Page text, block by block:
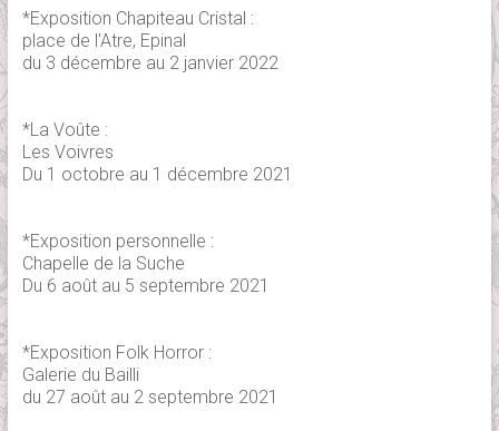
*Exposition Chapiteau Cristal :
place de l'Atre, Epinal
du 3 décembre au 2 janvier 2022
*La Voûte :
Les Voivres
Du 1 octobre au 1 décembre 2021
*Exposition personnelle :
Chapelle de la Suche
Du 6 août au 5 septembre 2021
*Exposition Folk Horror :
Galerie du Bailli
du 27 août au 2 septembre 2021